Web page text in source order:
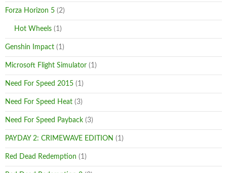
Forza Horizon 5 (2)
Hot Wheels (1)
Genshin Impact (1)
Microsoft Flight Simulator (1)
Need For Speed 2015 (1)
Need For Speed Heat (3)
Need For Speed Payback (3)
PAYDAY 2: CRIMEWAVE EDITION (1)
Red Dead Redemption (1)